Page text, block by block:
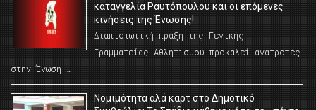
καταγγελία Ραυτόπουλου και οι επόμενες
κινήσεις της Ένωσης!
Διαπιστωτική πράξη της Γενικής
Γραμματείας Αθλητισμού προκαλεί ανατροπές
στην Ένωση …
Νομιμότητα αλά καρτ στο Δημοτικό